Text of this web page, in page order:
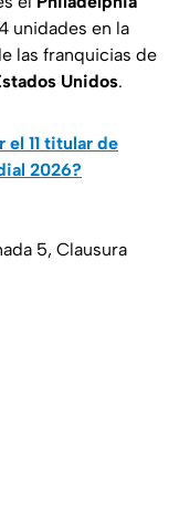
unidades en la
las franquicias de
Unidos.
el 11 titular de
2026?
5, Clausura